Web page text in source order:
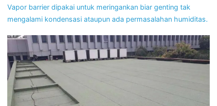
Vapor barrier dipakai untuk meringankan biar genting tak
mengalami kondensasi ataupun ada permasalahan humiditas.